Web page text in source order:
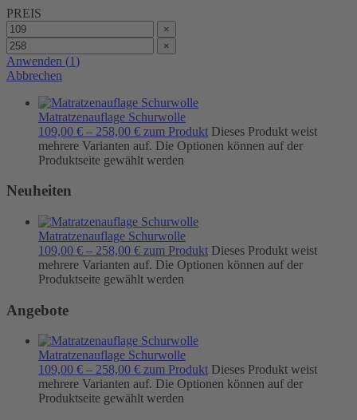
PREIS
×
×
Anwenden (1)
Abbrechen
Matratzenauflage Schurwolle
109,00 € – 258,00 € zum Produkt Dieses Produkt weist
mehrere Varianten auf. Die Optionen können auf der
Produktseite gewählt werden
Neuheiten
Matratzenauflage Schurwolle
109,00 € – 258,00 € zum Produkt Dieses Produkt weist
mehrere Varianten auf. Die Optionen können auf der
Produktseite gewählt werden
Angebote
Matratzenauflage Schurwolle
109,00 € – 258,00 € zum Produkt Dieses Produkt weist
mehrere Varianten auf. Die Optionen können auf der
Produktseite gewählt werden